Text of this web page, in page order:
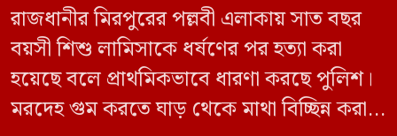
রাজধানীর মিরপুরের পল্লবী এলাকায় সাত বছর
বয়সী শিশু লামিসাকে ধর্ষণের পর হত্যা করা
হয়েছে বলে প্রাথমিকভাবে ধারণা করছে পুলিশ।
মরদেহ গুম করতে ঘাড় থেকে মাথা বিচ্ছিন্ন করা